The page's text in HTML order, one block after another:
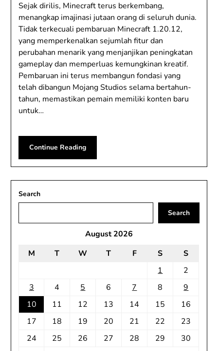
Sejak dirilis, Minecraft terus berkembang,
menangkap imajinasi jutaan orang di seluruh dunia.
Tidak terkecuali pembaruan Minecraft 1.20.12,
yang memperkenalkan sejumlah fitur dan
perubahan menarik yang menjanjikan peningkatan
gameplay dan memperluas kemungkinan kreatif.
Pembaruan ini terus membangun fondasi yang
telah dibangun Mojang Studios selama bertahun-
tahun, memastikan pemain memiliki konten baru
untuk…
Continue Reading
Search
Search
August 2026
M
T W T F S
S
1
2
3
4 5 6 7 8
9
10
11 12 13 14 15
16
17
18 19 20 21 22
23
24
25 26 27 28 29
30